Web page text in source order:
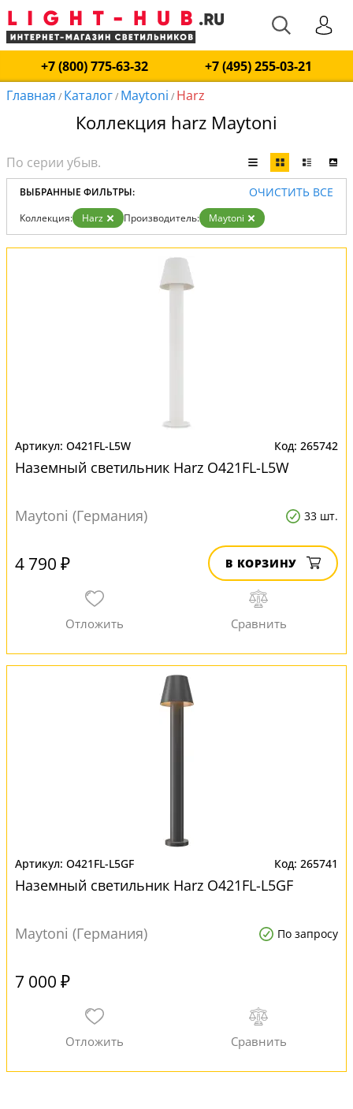
+7 (800) 775-63-32
+7 (495) 255-03-21
Главная / Каталог/ Maytoni / Harz
Коллекция harz Maytoni
ВЫБРАННЫЕ ФИЛЬТРЫ: ОЧИСТИТЬ ВСЕ
Коллекция: Harz Производитель: Maytoni
O421FL-L5W 265742
Наземный светильник Harz O421FL-L5W
Maytoni (Германия) 33 шт.
4 790 ₽ В КОРЗИНУ
O421FL-L5GF 265741
Наземный светильник Harz O421FL-L5GF
Maytoni (Германия) По запросу
7 000 ₽